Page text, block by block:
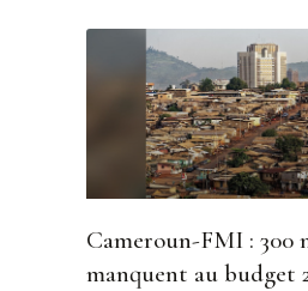
Cameroun-FMI : 300
manquent au budget